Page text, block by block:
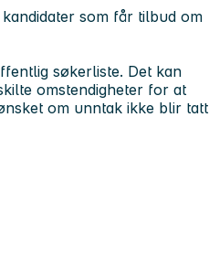
som får tilbud om
søkerliste. Det kan
omstendigheter for at
om unntak ikke blir tatt